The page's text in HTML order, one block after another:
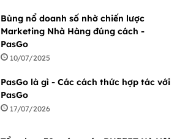
Bùng nổ doanh số nhờ chiến lược
Marketing Nhà Hàng đúng cách -
PasGo
10/07/2025
PasGo là gì - Các cách thức hợp tác với
PasGo
17/07/2026